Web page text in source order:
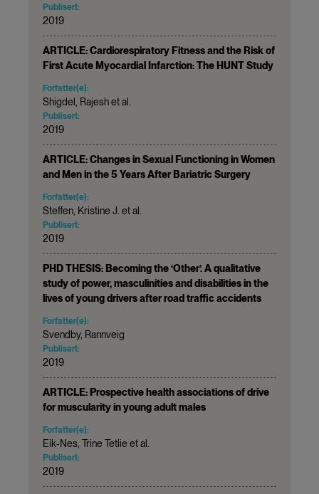
Publisert:
2019
ARTICLE: Cardiorespiratory Fitness and the Risk of
First Acute Myocardial Infarction: The HUNT Study
Forfatter(e):
Shigdel, Rajesh et al.
Publisert:
2019
ARTICLE: Changes in Sexual Functioning in Women
and Men in the 5 Years After Bariatric Surgery
Forfatter(e):
Steffen, Kristine J. et al.
Publisert:
2019
PHD THESIS: Becoming the ‘Other’. A qualitative
study of power, masculinities and disabilities in the
lives of young drivers after road traffic accidents
Forfatter(e):
Svendby, Rannveig
Publisert:
2019
ARTICLE: Prospective health associations of drive
for muscularity in young adult males
Forfatter(e):
Eik‐Nes, Trine Tetlie et al.
Publisert:
2019